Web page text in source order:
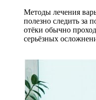
Методы лечения
полезно следить за
отёки обычно
серьёзных